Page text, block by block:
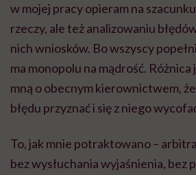
w mojej pracy opieram na
rzeczy, ale też analizowaniu
nich wniosków. Bo wszyscy
ma monopolu na mądrość.
mną o obecnym kierownictwem,
błędu przyznać i się z niego
To, jak mnie potraktowano –
bez wysłuchania wyjaśnienia, bez